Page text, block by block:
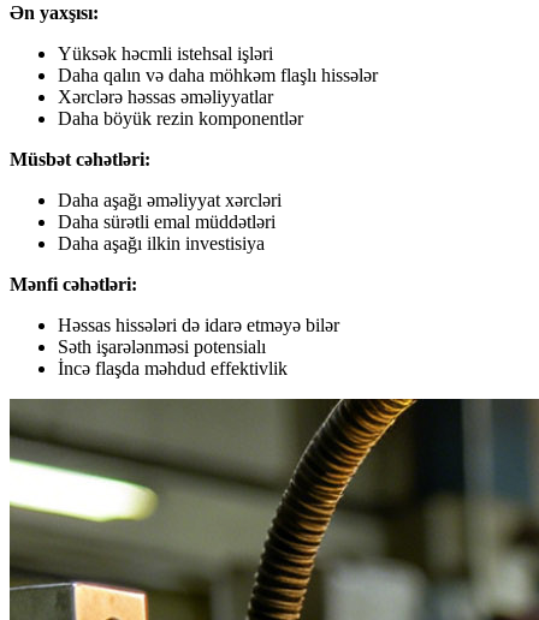
Ən yaxşısı:
Yüksək həcmli istehsal işləri
Daha qalın və daha möhkəm flaşlı hissələr
Xərclərə həssas əməliyyatlar
Daha böyük rezin komponentlər
Müsbət cəhətləri:
Daha aşağı əməliyyat xərcləri
Daha sürətli emal müddətləri
Daha aşağı ilkin investisiya
Mənfi cəhətləri:
Həssas hissələri də idarə etməyə bilər
Səth işarələnməsi potensialı
İncə flaşda məhdud effektivlik